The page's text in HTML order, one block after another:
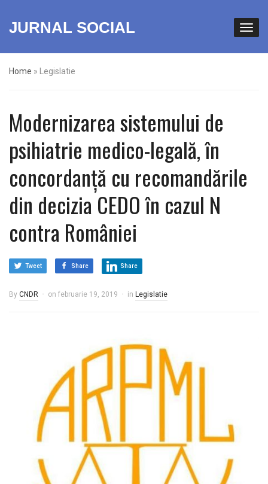
JURNAL SOCIAL
Home » Legislatie
Modernizarea sistemului de
psihiatrie medico-legală, în
concordanță cu recomandările
din decizia CEDO în cazul N
contra României
Tweet Share Share
By CNDR on februarie 19, 2019 in Legislatie